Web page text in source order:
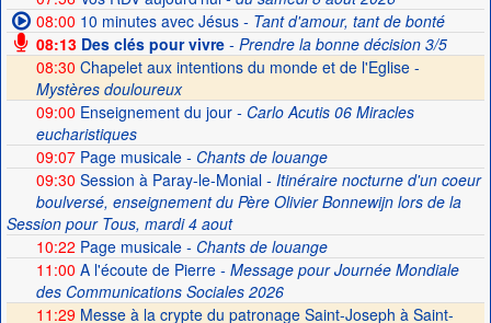
08:00 10 minutes avec Jésus- Tant d'amour, tant de bonté
08:13Des clés pour vivre- Prendre la bonne décision 3/5
08:30 Chapelet aux intentions du monde et de l'Eglise -
Mystères douloureux
09:00 Enseignement du jour- Carlo Acutis 06 Miracles
eucharistiques
09:07Page musicale- Chants de louange
09:30 Session à Paray-le-Monial- Itinéraire nocturne d'un coeur
boulversé, enseignement du Père Olivier Bonnewijn lors de la
Session pour Tous, mardi 4 aout
10:22 Page musicale- Chants de louange
11:00 A l'écoute de Pierre- Message pour Journée Mondiale
des Communications Sociales 2026
11:29 Messe à la crypte du patronage Saint-Joseph à Saint-